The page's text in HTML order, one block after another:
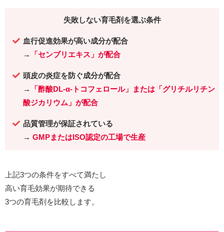
失敗しない育毛剤を選ぶ条件
血行促進効果が高い成分が配合
→
「センブリエキス」が配合
頭皮の炎症を防ぐ成分が配合
→
「酢酸DL-α-トコフェロール」または「グリチルリチン
酸ジカリウム」が配合
品質管理が保証されている
→ GMPまたはISO認定の工場で生産
上記3つの条件をすべて満たし
高い育毛効果が期待できる
3つの育毛剤を比較します。